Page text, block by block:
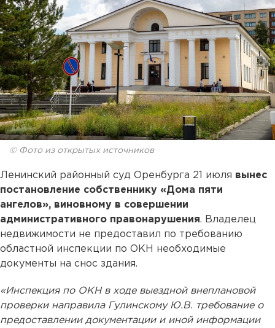
© Фото из открытых источников
Ленинский районный суд Оренбурга 21 июля вынес
постановление собственнику «Дома пяти
ангелов», виновному в совершении
административного правонарушения. Владелец
недвижимости не предоставил по требованию
областной инспекции по ОКН необходимые
документы на снос здания.
«Инспекция по ОКН в ходе выездной внеплановой
проверки направила Гулинскому Ю.В. требование о
предоставлении документации и иной информации